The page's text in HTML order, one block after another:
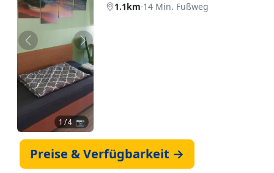
Zurück Weiter
1/ 4 📷
1.1km·14 Min. Fußweg
Preise & Verfügbarkeit →